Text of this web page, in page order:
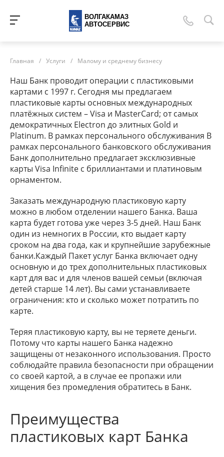
ВОЛГАКАМАЗ
АВТОСЕРВИС
Главная / Услуги / Малому и среднему бизнесу
Наш Банк проводит операции с пластиковыми
картами с 1997 г. Сегодня мы предлагаем
пластиковые карты основных международных
платёжных систем – Visa и MasterCard; от самых
демократичных Еlеctron до элитных Gold и
Platinum. В рамках персонального обслуживания В
рамках персонального банковского обслуживания
Банк дополнительно предлагает эксклюзивные
карты Visa Infinite с бриллиантами и платиновым
орнаментом.
Заказать международную пластиковую карту
можно в любом отделении нашего Банка. Ваша
карта будет готова уже через 3-5 дней. Наш Банк
один из немногих в России, кто выдает карту
сроком на два года, как и крупнейшие зарубежные
банки.Каждый Пакет услуг Банка включает одну
основную и до трех дополнительных пластиковых
карт для вас и для членов вашей семьи (включая
детей старше 14 лет). Вы сами устанавливаете
ограничения: кто и сколько может потратить по
карте.
Теряя пластиковую карту, вы не теряете деньги.
Потому что карты нашего Банка надежно
защищены от незаконного использования. Просто
соблюдайте правила безопасности при обращении
со своей картой, а в случае ее пропажи или
хищения без промедления обратитесь в Банк.
Преимущества
пластиковых карт Банка